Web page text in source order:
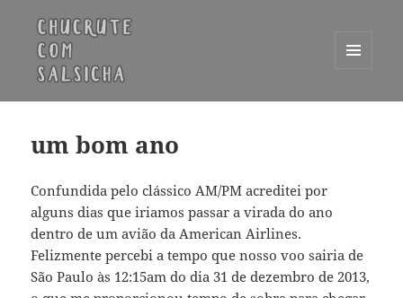
WIDGETS
um bom ano
Confundida pelo clássico AM/PM acreditei por
alguns dias que iriamos passar a virada do ano
dentro de um avião da American Airlines.
Felizmente percebi a tempo que nosso voo sairia de
São Paulo às 12:15am do dia 31 de dezembro de 2013,